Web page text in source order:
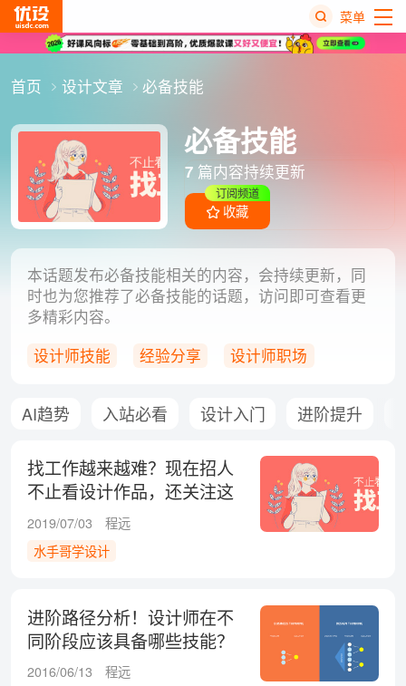
菜单
首页 设计文章 必备技能
必备技能
7 篇内容持续更新
收藏
订阅频道
本话题发布必备技能相关的内容，会持续更新，同
时也为您推荐了必备技能的话题，访问即可查看更
多精彩内容。
设计师技能
经验分享
设计师职场
AI趋势 入站必看 设计入门 进阶提升
找工作越来越难？现在招人
不止看设计作品，还关注这
10 个技能
2019/07/03
程远
水手哥学设计
进阶路径分析！设计师在不
同阶段应该具备哪些技能？
2016/06/13
程远